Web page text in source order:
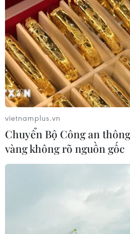
vietnamplus.vn
Chuyển Bộ Công an
vàng không rõ nguồn gốc